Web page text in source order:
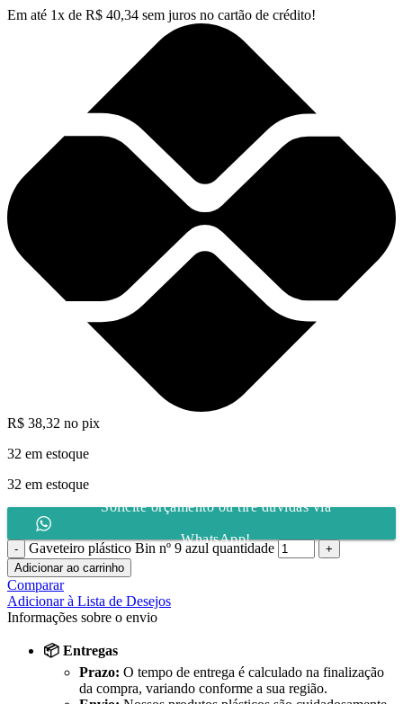
Em até 1x de R$ 40,34 sem juros no cartão de crédito!
R$ 38,32 no pix
32 em estoque
32 em estoque
Solicite orçamento ou tire dúvidas via
WhatsApp!
Gaveteiro plástico Bin nº 9 azul quantidade
Adicionar ao carrinho
Comparar
Adicionar à Lista de Desejos
Informações sobre o envio
📦 Entregas
Prazo: O tempo de entrega é calculado na finalização
da compra, variando conforme a sua região.